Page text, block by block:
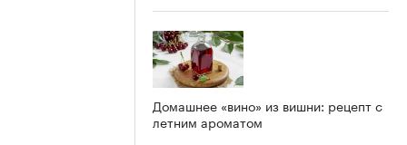
Домашнее «вино» из вишни: рецепт с
летним ароматом